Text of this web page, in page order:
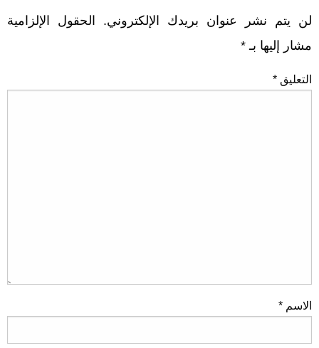
لن يتم نشر عنوان بريدك الإلكتروني.
الحقول الإلزامية
مشار إليها بـ *
التعليق *
الاسم *